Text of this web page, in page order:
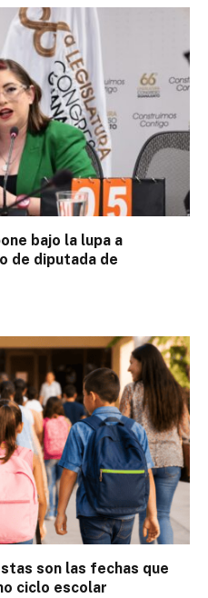
bajo la lupa a
de diputada de
son las fechas que
ciclo escolar